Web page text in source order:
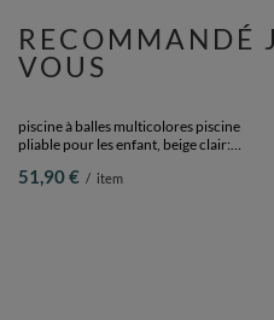
parc bébé avec balles plastiques aire
de jeu pliable basket, beige :
RECOMMANDÉ